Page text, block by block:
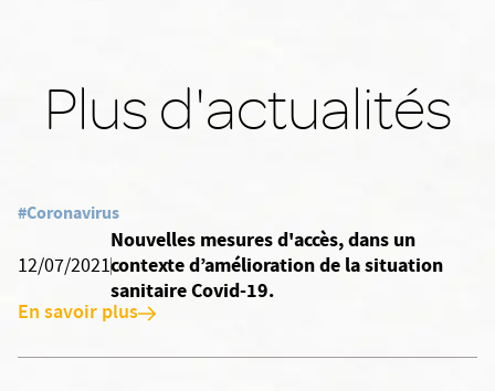
Plus d'actualités
#Coronavirus
12/07/2021
Nouvelles mesures d'accès, dans un
contexte d’amélioration de la situation
sanitaire Covid-19.
En savoir plus